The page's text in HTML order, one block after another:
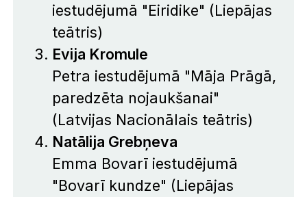
iestudējumā "Eiridike" (Liepājas
teātris)
Evija Kromule
Petra iestudējumā "Māja Prāgā,
paredzēta nojaukšanai"
(Latvijas Nacionālais teātris)
Natālija Grebņeva
Emma Bovarī iestudējumā
"Bovarī kundze" (Liepājas